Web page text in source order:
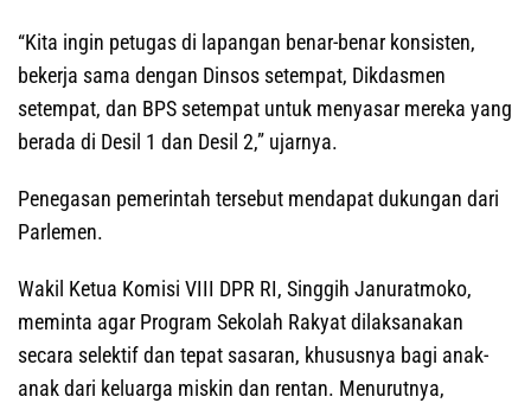
“Kita ingin petugas di lapangan benar-benar konsisten,
bekerja sama dengan Dinsos setempat, Dikdasmen
setempat, dan BPS setempat untuk menyasar mereka yang
berada di Desil 1 dan Desil 2,” ujarnya.
Penegasan pemerintah tersebut mendapat dukungan dari
Parlemen.
Wakil Ketua Komisi VIII DPR RI, Singgih Januratmoko,
meminta agar Program Sekolah Rakyat dilaksanakan
secara selektif dan tepat sasaran, khususnya bagi anak-
anak dari keluarga miskin dan rentan. Menurutnya,